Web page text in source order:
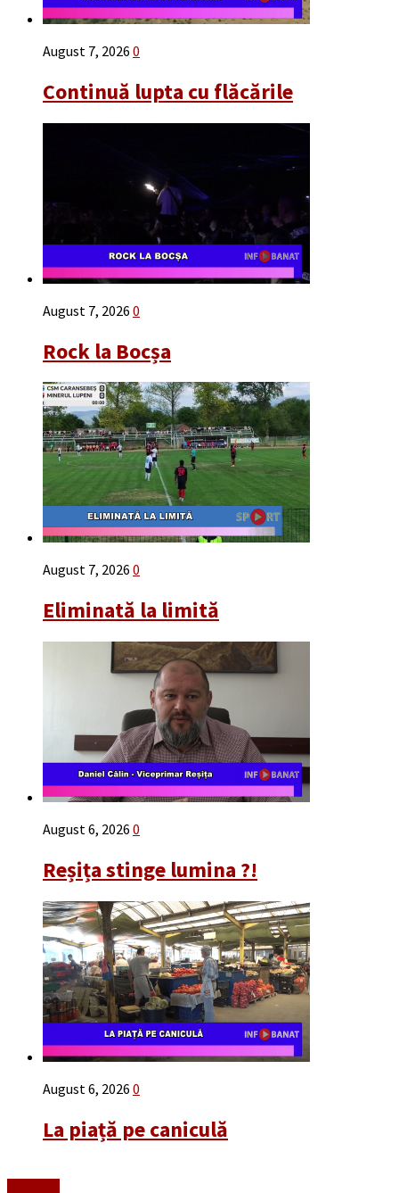
August 7, 2026 0
Continuă lupta cu flăcările
August 7, 2026 0
Rock la Bocșa
August 7, 2026 0
Eliminată la limită
August 6, 2026 0
Reșița stinge lumina ?!
August 6, 2026 0
La piață pe caniculă